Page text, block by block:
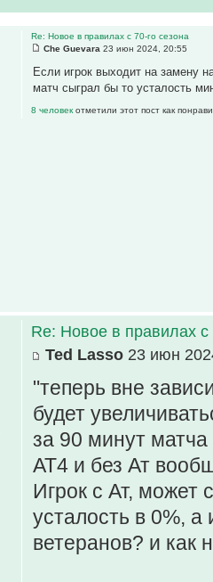
Re: Новое в правилах с 70-го сезона
Che Guevara 23 июн 2024, 20:55
Если игрок выходит на замену
матч сыграл бы то усталость
8 человек отметили этот пост как
Re: Новое в правилах с
Ted Lasso 23 июн
"теперь вне
будет
за 90 минут
АТ4 и без Ат
Игрок с Ат, может
усталость в 0%, а
ветеранов? и как